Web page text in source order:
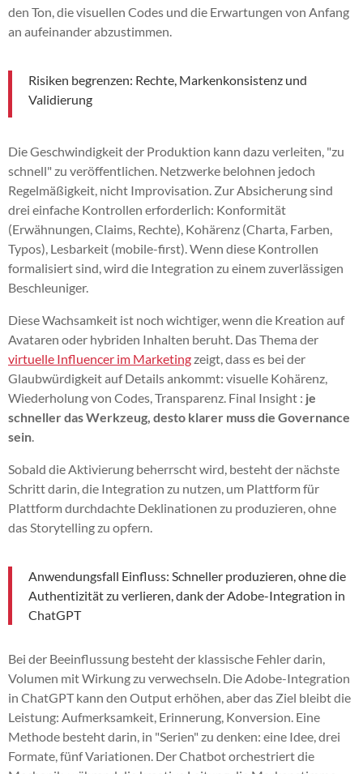
den Ton, die visuellen Codes und die Erwartungen von Anfang
an aufeinander abzustimmen.
Risiken begrenzen: Rechte, Markenkonsistenz und
Validierung
Die Geschwindigkeit der Produktion kann dazu verleiten, "zu
schnell" zu veröffentlichen. Netzwerke belohnen jedoch
Regelmäßigkeit, nicht Improvisation. Zur Absicherung sind
drei einfache Kontrollen erforderlich: Konformität
(Erwähnungen, Claims, Rechte), Kohärenz (Charta, Farben,
Typos), Lesbarkeit (mobile-first). Wenn diese Kontrollen
formalisiert sind, wird die Integration zu einem zuverlässigen
Beschleuniger.
Diese Wachsamkeit ist noch wichtiger, wenn die Kreation auf
Avataren oder hybriden Inhalten beruht. Das Thema der
virtuelle Influencer im Marketingzeigt, dass es bei der
Glaubwürdigkeit auf Details ankommt: visuelle Kohärenz,
Wiederholung von Codes, Transparenz. Final Insight : je
schneller das Werkzeug, desto klarer muss die Governance
sein.
Sobald die Aktivierung beherrscht wird, besteht der nächste
Schritt darin, die Integration zu nutzen, um Plattform für
Plattform durchdachte Deklinationen zu produzieren, ohne
das Storytelling zu opfern.
Anwendungsfall Einfluss: Schneller produzieren, ohne die
Authentizität zu verlieren, dank der Adobe-Integration in
ChatGPT
Bei der Beeinflussung besteht der klassische Fehler darin,
Volumen mit Wirkung zu verwechseln. Die Adobe-Integration
in ChatGPT kann den Output erhöhen, aber das Ziel bleibt die
Leistung: Aufmerksamkeit, Erinnerung, Konversion. Eine
Methode besteht darin, in "Serien" zu denken: eine Idee, drei
Formate, fünf Variationen. Der Chatbot orchestriert die